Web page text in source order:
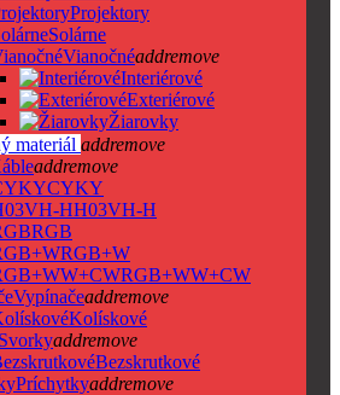
Projektory
Solárne
Vianočnéaddremove
Interiérové
Exteriérové
Žiarovky
materiál addremove
addremove
CYKY
H03VH-H
RGB
RGB+W
RGB+WW+CW
Vypínačeaddremove
Kolískové
Svorkyaddremove
Bezskrutkové
Príchytkyaddremove